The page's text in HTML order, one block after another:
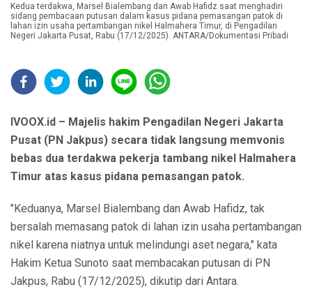
Kedua terdakwa, Marsel Bialembang dan Awab Hafidz saat menghadiri
sidang pembacaan putusan dalam kasus pidana pemasangan patok di
lahan izin usaha pertambangan nikel Halmahera Timur, di Pengadilan
Negeri Jakarta Pusat, Rabu (17/12/2025). ANTARA/Dokumentasi Pribadi
IVOOX.id – Majelis hakim Pengadilan Negeri Jakarta
Pusat (PN Jakpus) secara tidak langsung memvonis
bebas dua terdakwa pekerja tambang nikel Halmahera
Timur atas kasus pidana pemasangan patok.
"Keduanya, Marsel Bialembang dan Awab Hafidz, tak
bersalah memasang patok di lahan izin usaha pertambangan
nikel karena niatnya untuk melindungi aset negara," kata
Hakim Ketua Sunoto saat membacakan putusan di PN
Jakpus, Rabu (17/12/2025), dikutip dari Antara.